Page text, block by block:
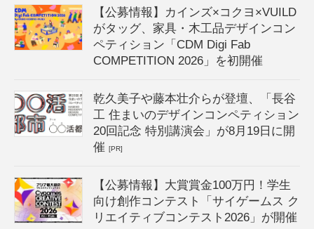
【公募情報】カインズ×コクヨ×VUILD
がタッグ、家具・木工品デザインコン
ペティション「CDM Digi Fab
COMPETITION 2026」を初開催
乾久美子や藤本壮介らが登壇、「長谷
工 住まいのデザインコンペティション
20回記念 特別講演会」が8月19日に開
催[PR]
【公募情報】大賞賞金100万円！学生
向け創作コンテスト「サイゲームス ク
リエイティブコンテスト2026」が開催